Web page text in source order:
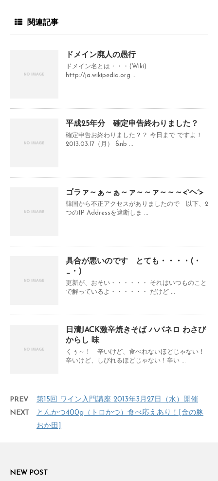
関連記事
ドメイン廃人の愚行
ドメイン名とは・・・(Wiki)
http://ja.wikipedia.org ...
平成25年分 確定申告終わりました？
確定申告お終わりました？？ 今日まで ですよ！
2013.03.17（月） &nb ...
ゴラァ～ぁ～ぁ～ァ～～ァ～～～<`ヘ´>
韓国から不正アクセスがありましたので 以下、2
つのIP Addressを遮断しま ...
具合が悪いのです とても・・・・(・
_・)
更新が、おそい・・・・・・ それはいつものこと
で解っているよ・・・・・・ だけど ...
日清JACK激辛焼きそば ハバネロ わさび
からし 味
くぅ～！ 辛いけど、食べれないほどじゃない！
辛いけど、しびれるほどじゃない！辛い ...
PREV
第15回 ワイン入門講座 2013年3月27日（水）開催
NEXT
とんかつ400g（トロかつ）食べ応えあり！[金の豚
おか田]
NEW POST